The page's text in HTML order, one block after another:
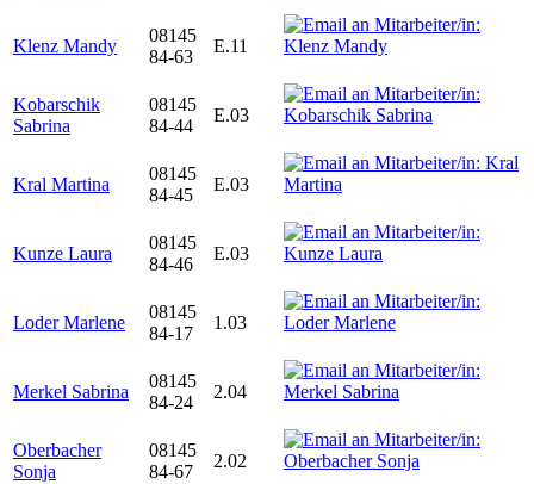
Klenz Mandy
08145
84-63
E.11
Kobarschik
Sabrina
08145
84-44
E.03
Kral Martina
08145
84-45
E.03
Kunze Laura
08145
84-46
E.03
Loder Marlene
08145
84-17
1.03
Merkel Sabrina
08145
84-24
2.04
Oberbacher
Sonja
08145
84-67
2.02